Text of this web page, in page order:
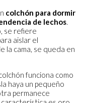
colchón para dormir
de lechos.
se refiere
aislar el
la cama, se queda en
funciona como
haya un pequeño
permanece